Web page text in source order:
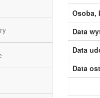
Osoba,
Data
Data
Data